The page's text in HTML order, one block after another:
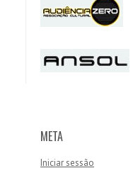
META
Iniciar sessão